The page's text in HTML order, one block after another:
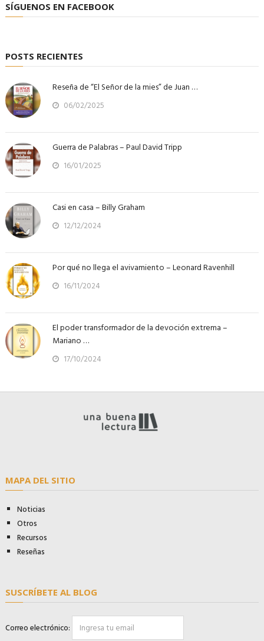
SÍGUENOS EN FACEBOOK
POSTS RECIENTES
Reseña de “El Señor de la mies” de Juan …
06/02/2025
Guerra de Palabras – Paul David Tripp
16/01/2025
Casi en casa – Billy Graham
12/12/2024
Por qué no llega el avivamiento – Leonard Ravenhill
16/11/2024
El poder transformador de la devoción extrema –
Mariano …
17/10/2024
MAPA DEL SITIO
Noticias
Otros
Recursos
Reseñas
SUSCRÍBETE AL BLOG
Correo electrónico: